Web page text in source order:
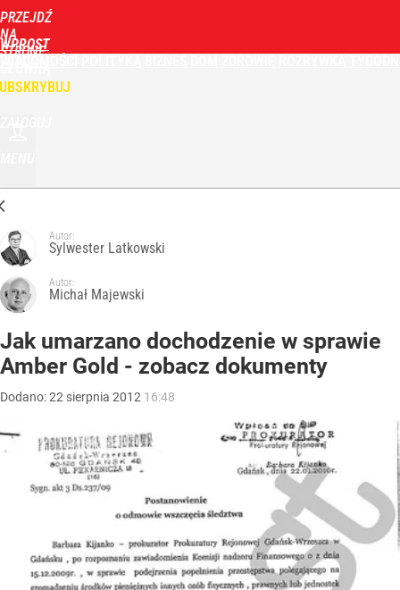
PRZEJDŹ
NA
STRONĘ
WPROST
Autor:
Sylwester Latkowski
Autor:
Michał Majewski
Jak umarzano dochodzenie w sprawie
Amber Gold - zobacz dokumenty
Dodano:22 sierpnia 2012 16:48